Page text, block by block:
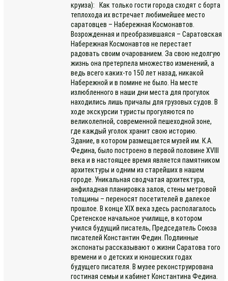
круиза): Как только гости города сходят с борта
теплохода их встречает любимейшее место
саратовцев – Набережная Космонавтов.
Возрожденная и преобразившаяся – Саратовская
Набережная Космонавтов не перестает
радовать своим очарованием. За свою недолгую
жизнь она претерпела множество изменений, а
ведь всего каких-то 150 лет назад, никакой
Набережной и в помине не было. На месте
излюбленного в наши дни места для прогулок
находились лишь причалы для грузовых судов. В
ходе экскурсии туристы прогуляются по
великолепной, современной пешеходной зоне,
где каждый уголок хранит свою историю.
Здание, в котором размещается музей им. К.А.
Федина, было построено в первой половине XVIII
века и в настоящее время является памятником
архитектуры и одним из старейших в нашем
городе. Уникальная сводчатая архитектура,
анфиладная планировка залов, стены метровой
толщины – переносят посетителей в далекое
прошлое. В конце XIX века здесь располагалось
Сретенское начальное училище, в котором
учился будущий писатель, Председатель Союза
писателей Константин Федин. Подлинные
экспонаты рассказывают о жизни Саратова того
времени и о детских и юношеских годах
будущего писателя. В музее реконструирована
гостиная семьи и кабинет Константина Федина.